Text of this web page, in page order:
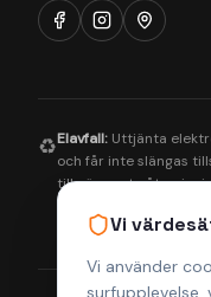
Vi
Vi använder
surfupplevelse,
♻️Elavfall: Uttjänta
och får inte slängas
till närmaste
korrekt hantering
att farliga ämnen tas